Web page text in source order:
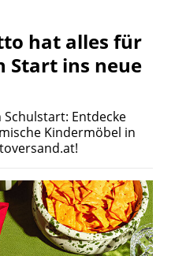
hat alles für
Start ins neue
Entdecke
Kindermöbel in